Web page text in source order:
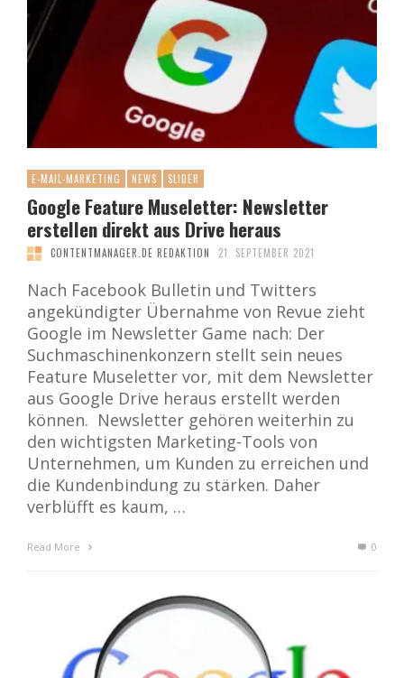
E-MAIL-MARKETING NEWS SLIDER
Google Feature Museletter: Newsletter
erstellen direkt aus Drive heraus
CONTENTMANAGER.DE REDAKTION 21. SEPTEMBER 2021
Nach Facebook Bulletin und Twitters
angekündigter Übernahme von Revue zieht
Google im Newsletter Game nach: Der
Suchmaschinenkonzern stellt sein neues
Feature Museletter vor, mit dem Newsletter
aus Google Drive heraus erstellt werden
können. Newsletter gehören weiterhin zu
den wichtigsten Marketing-Tools von
Unternehmen, um Kunden zu erreichen und
die Kundenbindung zu stärken. Daher
verblüfft es kaum, …
Read More 0